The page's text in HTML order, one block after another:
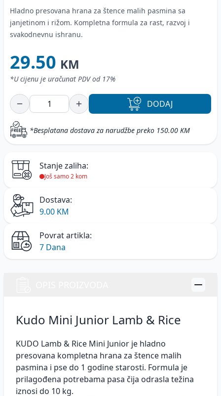
Hladno presovana hrana za štence malih pasmina sa
janjetinom i rižom. Kompletna formula za rast, razvoj i
svakodnevnu ishranu.
29.50 KM
*U cijenu je uračunat PDV od 17%
DODAJ
*Besplatana dostava za narudžbe preko 150.00 KM
Stanje zaliha:
Još samo 2 kom
Dostava:
9.00 KM
Povrat artikla:
7 Dana
Kudo Mini Junior Lamb & Rice
KUDO Lamb & Rice Mini Junior je hladno
presovana kompletna hrana za štence malih
pasmina i pse do 1 godine starosti. Formula je
prilagođena potrebama pasa čija odrasla težina
iznosi do 10 kg.